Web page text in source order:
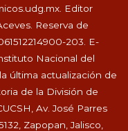
. Editor
Reserva de
203. E-
Nacional del
última actualización de
de la División de
Av. José Parres
Zapopan, Jalisco,